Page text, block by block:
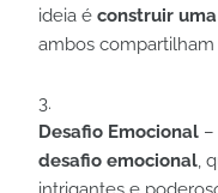
ideia é construir
ambos
Desafio Emocional
desafio emocional,